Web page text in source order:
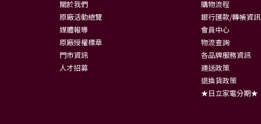
關於我們
原廠活動總覽
媒體報導
原廠授權標章
門市資訊
人才招募
購物流程
銀行匯款/轉帳資訊
會員中心
物流查詢
各品牌服務資訊
運送政策
退換貨政策
★日立家電分期★